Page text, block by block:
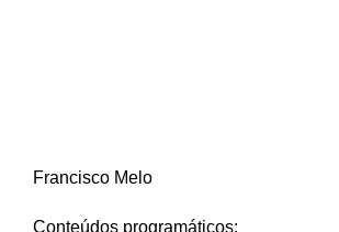
Francisco Melo
Conteúdos programáticos: